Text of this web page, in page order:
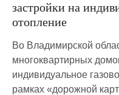
застройки на
отопление
Во Владимирской
многоквартирных
индивидуальное
рамках «дорожной